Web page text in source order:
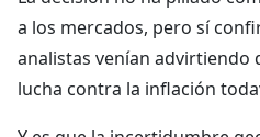
a los mercados, pero sí
analistas venían advirtiendo
lucha contra la inflación